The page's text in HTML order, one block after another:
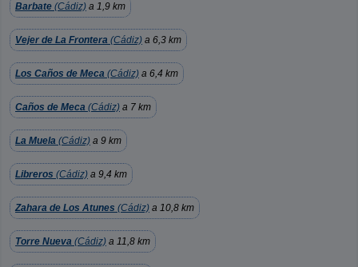
Barbate (Cádiz) a 1,9 km
Vejer de La Frontera (Cádiz) a 6,3 km
Los Caños de Meca (Cádiz) a 6,4 km
Caños de Meca (Cádiz) a 7 km
La Muela (Cádiz) a 9 km
Libreros (Cádiz) a 9,4 km
Zahara de Los Atunes (Cádiz) a 10,8 km
Torre Nueva (Cádiz) a 11,8 km